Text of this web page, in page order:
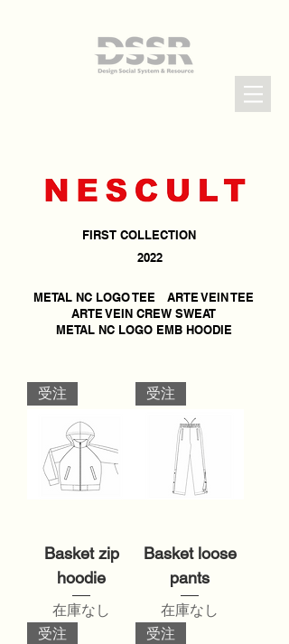
FIRST COLLECTION
2022
METAL NC LOGO TEE ARTE VEIN TEE
ARTE VEIN CREW SWEAT
METAL NC LOGO EMB HOODIE
受注
Basket zip
hoodie
在庫なし
受注
Basket loose
pants
在庫なし
受注 受注